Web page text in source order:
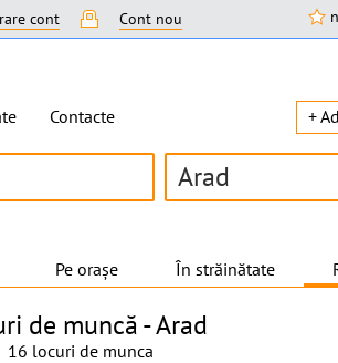
cont Cont nou
Contacte +
Arad
Pe orașe În străinătate
de muncă -Arad
16 locuri de munca